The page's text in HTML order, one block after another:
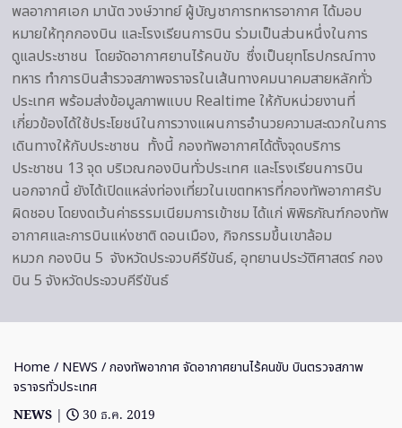
พลอากาศเอก มานัต วงษ์วาทย์ ผู้บัญชาการทหารอากาศ ได้มอบ
หมายให้ทุกกองบิน และโรงเรียนการบิน ร่วมเป็นส่วนหนึ่งในการ
ดูแลประชาชน โดยจัดอากาศยานไร้คนขับ ซึ่งเป็นยุทโธปกรณ์ทาง
ทหาร ทำการบินสำรวจสภาพจราจรในเส้นทางคมนาคมสายหลักทั่ว
ประเทศ พร้อมส่งข้อมูลภาพแบบ Realtime ให้กับหน่วยงานที่
เกี่ยวข้องได้ใช้ประโยชน์ในการวางแผนการอำนวยความสะดวกในการ
เดินทางให้กับประชาชน ทั้งนี้ กองทัพอากาศได้ตั้งจุดบริการ
ประชาชน 13 จุด บริเวณกองบินทั่วประเทศ และโรงเรียนการบิน
นอกจากนี้ ยังได้เปิดแหล่งท่องเที่ยวในเขตทหารที่กองทัพอากาศรับ
ผิดชอบ โดยงดเว้นค่าธรรมเนียมการเข้าชม ได้แก่ พิพิธภัณฑ์กองทัพ
อากาศและการบินแห่งชาติ ดอนเมือง, กิจกรรมขึ้นเขาล้อม
หมวก กองบิน 5 จังหวัดประจวบคีรีขันธ์, อุทยานประวัติศาสตร์ กอง
บิน 5 จังหวัดประจวบคีรีขันธ์
Home / NEWS / กองทัพอากาศ จัดอากาศยานไร้คนขับ บินตรวจสภาพ
จราจรทั่วประเทศ
NEWS |
30 ธ.ค. 2019